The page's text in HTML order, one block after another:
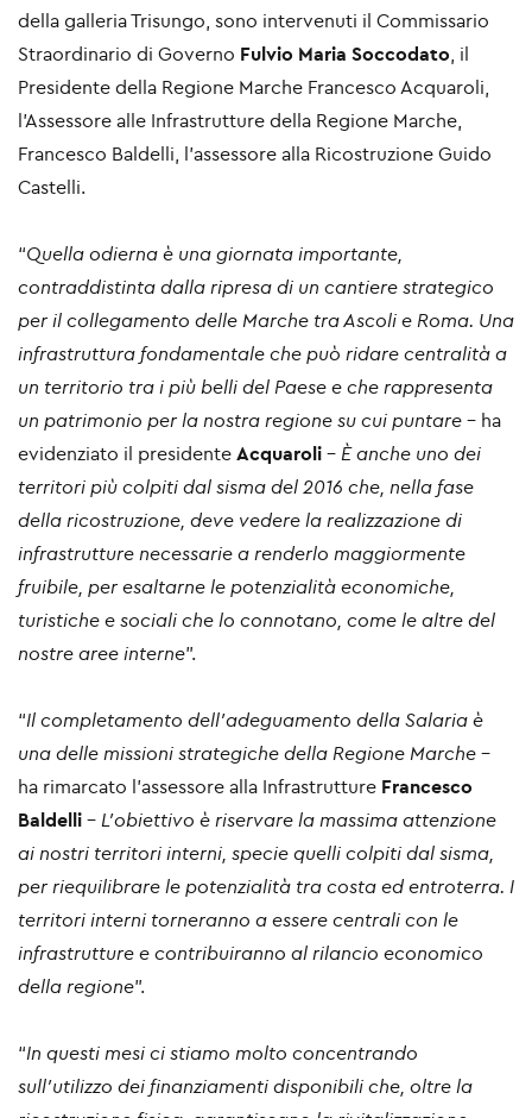
della galleria Trisungo, sono intervenuti il Commissario
Straordinario di Governo Fulvio Maria Soccodato , il
Presidente della Regione Marche Francesco Acquaroli,
l’Assessore alle Infrastrutture della Regione Marche,
Francesco Baldelli, l’assessore alla Ricostruzione Guido
Castelli.
“Quella odierna è una giornata importante,
contraddistinta dalla ripresa di un cantiere strategico
per il collegamento delle Marche tra Ascoli e Roma. Una
infrastruttura fondamentale che può ridare centralità a
un territorio tra i più belli del Paese e che rappresenta
un patrimonio per la nostra regione su cui puntare – ha
evidenziato il presidente Acquaroli – È anche uno dei
territori più colpiti dal sisma del 2016 che, nella fase
della ricostruzione, deve vedere la realizzazione di
infrastrutture necessarie a renderlo maggiormente
fruibile, per esaltarne le potenzialità economiche,
turistiche e sociali che lo connotano, come le altre del
nostre aree interne”.
“Il completamento dell’adeguamento della Salaria è
una delle missioni strategiche della Regione Marche –
ha rimarcato l’assessore alla Infrastrutture Francesco
Baldelli – L’obiettivo è riservare la massima attenzione
ai nostri territori interni, specie quelli colpiti dal sisma,
per riequilibrare le potenzialità tra costa ed entroterra. I
territori interni torneranno a essere centrali con le
infrastrutture e contribuiranno al rilancio economico
della regione”.
“In questi mesi ci stiamo molto concentrando
sull’utilizzo dei finanziamenti disponibili che, oltre la